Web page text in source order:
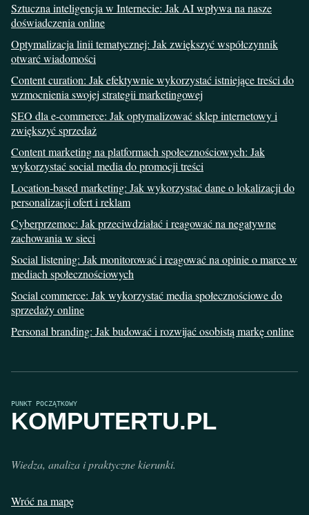
Sztuczna inteligencja w Internecie: Jak AI wpływa na nasze
doświadczenia online
Optymalizacja linii tematycznej: Jak zwiększyć współczynnik
otwarć wiadomości
Content curation: Jak efektywnie wykorzystać istniejące treści do
wzmocnienia swojej strategii marketingowej
SEO dla e-commerce: Jak optymalizować sklep internetowy i
zwiększyć sprzedaż
Content marketing na platformach społecznościowych: Jak
wykorzystać social media do promocji treści
Location-based marketing: Jak wykorzystać dane o lokalizacji do
personalizacji ofert i reklam
Cyberprzemoc: Jak przeciwdziałać i reagować na negatywne
zachowania w sieci
Social listening: Jak monitorować i reagować na opinie o marce w
mediach społecznościowych
Social commerce: Jak wykorzystać media społecznościowe do
sprzedaży online
Personal branding: Jak budować i rozwijać osobistą markę online
PUNKT POCZĄTKOWY
KOMPUTERTU.PL
Wiedza, analiza i praktyczne kierunki.
Wróć na mapę